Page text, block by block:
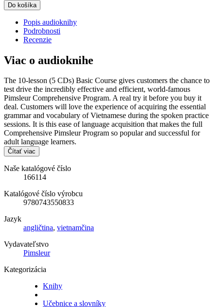
Do košíka
Popis audioknihy
Podrobnosti
Recenzie
Viac o audioknihe
The 10-lesson (5 CDs) Basic Course gives customers the chance to
test drive the incredibly effective and efficient, world-famous
Pimsleur Comprehensive Program. A real try it before you buy it
deal. Customers will love the experience of acquiring the essential
grammar and vocabulary of Vietnamese during the spoken practice
sessions. It is this ease of language acquisition that makes the full
Comprehensive Pimsleur Program so popular and successful for
adult language learners.
Čítať viac
Naše katalógové číslo
166114
Katalógové číslo výrobcu
9780743550833
Jazyk
angličtina, vietnamčina
Vydavateľstvo
Pimsleur
Kategorizácia
Knihy
Učebnice a slovníky